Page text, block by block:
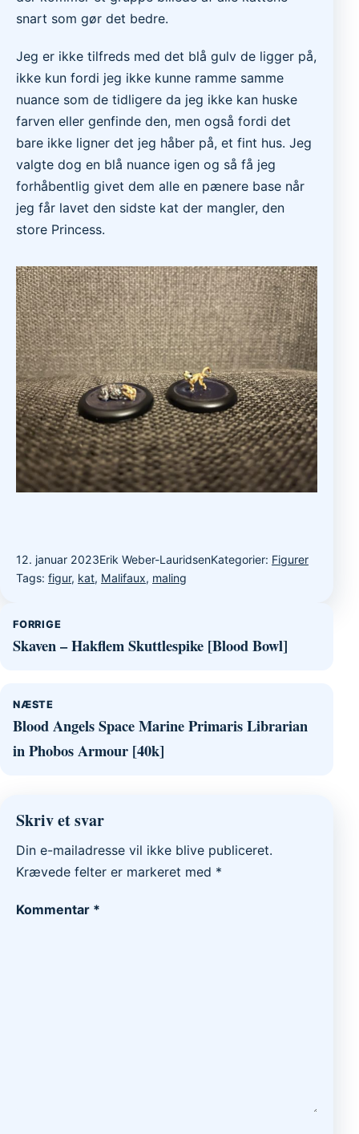
snart som gør det bedre.
Jeg er ikke tilfreds med det blå gulv de ligger på,
ikke kun fordi jeg ikke kunne ramme samme
nuance som de tidligere da jeg ikke kan huske
farven eller genfinde den, men også fordi det
bare ikke ligner det jeg håber på, et fint hus. Jeg
valgte dog en blå nuance igen og så få jeg
forhåbentlig givet dem alle en pænere base når
jeg får lavet den sidste kat der mangler, den
store Princess.
12. januar 2023Erik Weber-LauridsenKategorier: Figurer
Tags: figur, kat, Malifaux, maling
Indlægsnavigation
FORRIGE
Skaven – Hakflem Skuttlespike [Blood Bowl]
NÆSTE
Blood Angels Space Marine Primaris Librarian
in Phobos Armour [40k]
Skriv et svar
Din e-mailadresse vil ikke blive publiceret.
Krævede felter er markeret med *
Kommentar *